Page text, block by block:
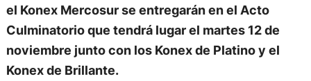
el Konex Mercosur se entregarán en el Acto
Culminatorio que tendrá lugar el martes 12 de
noviembre junto con los Konex de Platino y el
Konex de Brillante.